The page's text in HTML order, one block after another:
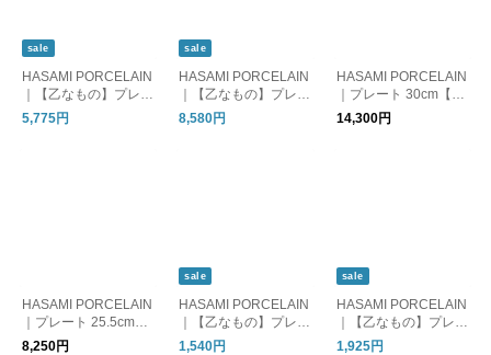
sale
HASAMI PORCELAIN
｜【乙なもの】プレー
ト 25.5cm
5,775円
sale
HASAMI PORCELAIN
｜【乙なもの】プレー
ト 30cm【お皿】
8,580円
HASAMI PORCELAIN
｜プレート 30cm【お
皿】
14,300円
HASAMI PORCELAIN
｜プレート 25.5cm
【お皿】
8,250円
sale
HASAMI PORCELAIN
｜【乙なもの】プレー
ト 14.5cm
1,540円
sale
HASAMI PORCELAIN
｜【乙なもの】プレー
ト 18.5cm
1,925円